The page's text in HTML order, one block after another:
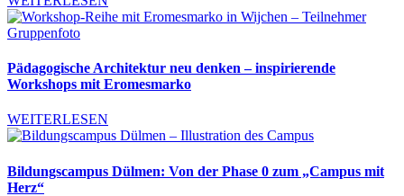
Pädagogische Architektur neu denken – inspirierende
Workshops mit Eromesmarko
WEITERLESEN
Bildungscampus Dülmen: Von der Phase 0 zum „Campus mit
Herz“